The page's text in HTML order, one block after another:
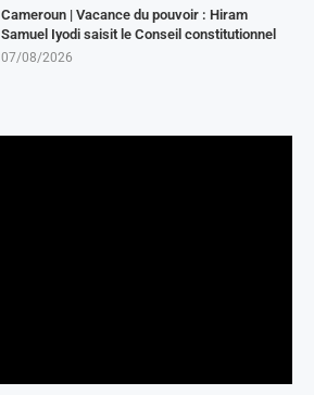
Cameroun | Vacance du pouvoir : Hiram
Samuel Iyodi saisit le Conseil constitutionnel
07/08/2026